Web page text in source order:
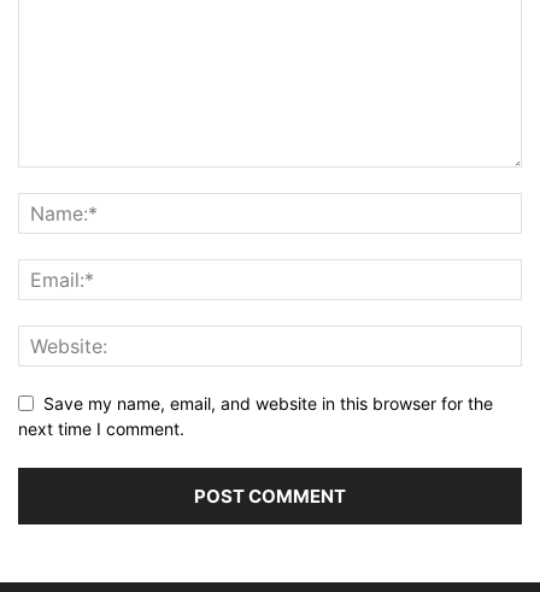
Save my name, email, and website in this browser for the
next time I comment.